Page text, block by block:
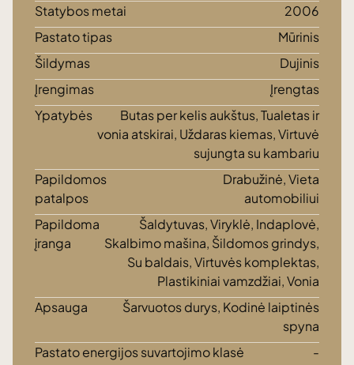
Statybos metai
2006
Pastato tipas
Mūrinis
Šildymas
Dujinis
Įrengimas
Įrengtas
Ypatybės
Butas per kelis aukštus, Tualetas ir
vonia atskirai, Uždaras kiemas, Virtuvė
sujungta su kambariu
Papildomos
patalpos
Drabužinė, Vieta
automobiliui
Papildoma
įranga
Šaldytuvas, Viryklė, Indaplovė,
Skalbimo mašina, Šildomos grindys,
Su baldais, Virtuvės komplektas,
Plastikiniai vamzdžiai, Vonia
Apsauga
Šarvuotos durys, Kodinė laiptinės
spyna
Pastato energijos suvartojimo klasė
-